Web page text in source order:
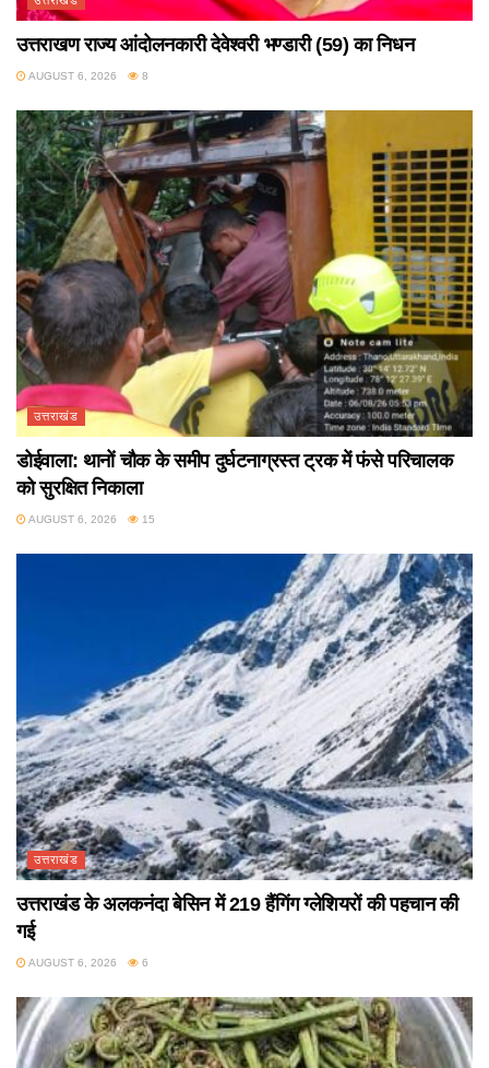
उत्तराखण राज्य आंदोलनकारी देवेश्वरी भण्डारी (59) का निधन
AUGUST 6, 2026 8
उत्तराखंड
डोईवाला: थानों चौक के समीप दुर्घटनाग्रस्त ट्रक में फंसे परिचालक
को सुरक्षित निकाला
AUGUST 6, 2026 15
उत्तराखंड
उत्तराखंड के अलकनंदा बेसिन में 219 हैंगिंग ग्लेशियरों की पहचान की
गई
AUGUST 6, 2026 6